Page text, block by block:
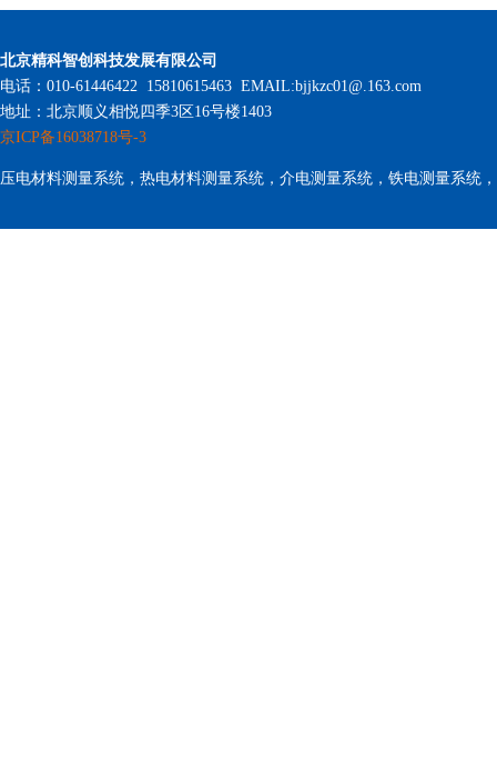
北京精科智创科技发展有限公司
电话：010-61446422 15810615463 EMAIL:bjjkzc01@.163.com
地址：北京顺义相悦四季3区16号楼1403
京ICP备16038718号-3
压电材料测量系统，热电材料测量系统，介电测量系统，铁电测量系统